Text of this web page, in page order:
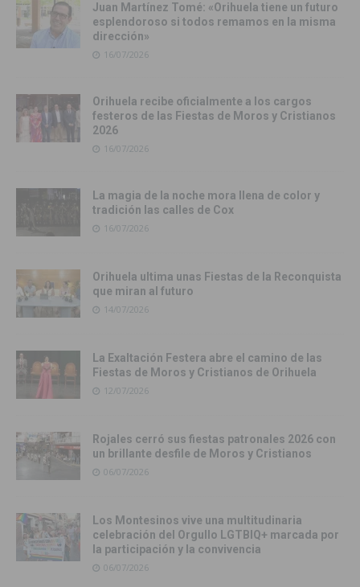
Juan Martínez Tomé: «Orihuela tiene un futuro
esplendoroso si todos remamos en la misma
dirección»
16/07/2026
Orihuela recibe oficialmente a los cargos
festeros de las Fiestas de Moros y Cristianos
2026
16/07/2026
La magia de la noche mora llena de color y
tradición las calles de Cox
16/07/2026
Orihuela ultima unas Fiestas de la Reconquista
que miran al futuro
14/07/2026
La Exaltación Festera abre el camino de las
Fiestas de Moros y Cristianos de Orihuela
12/07/2026
Rojales cerró sus fiestas patronales 2026 con
un brillante desfile de Moros y Cristianos
06/07/2026
Los Montesinos vive una multitudinaria
celebración del Orgullo LGTBIQ+ marcada por
la participación y la convivencia
06/07/2026